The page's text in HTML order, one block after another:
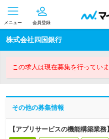
メニュー 会員登録
株式会社四国銀行
この求人は現在募集を行っていま
その他の募集情報
【アプリサービスの機能構築業